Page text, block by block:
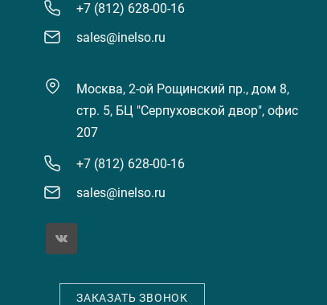
+7 (812) 628-00-16
sales@inelso.ru
Москва, 2-ой Рощинский пр., дом 8,
стр. 5, БЦ "Серпуховской двор", офис
207
+7 (812) 628-00-16
sales@inelso.ru
ЗАКАЗАТЬ ЗВОНОК